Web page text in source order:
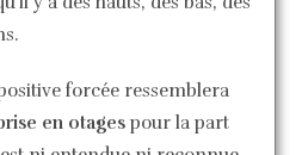
forcée ressemblera
en otagespour la part